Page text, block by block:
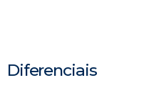
Diferenciais